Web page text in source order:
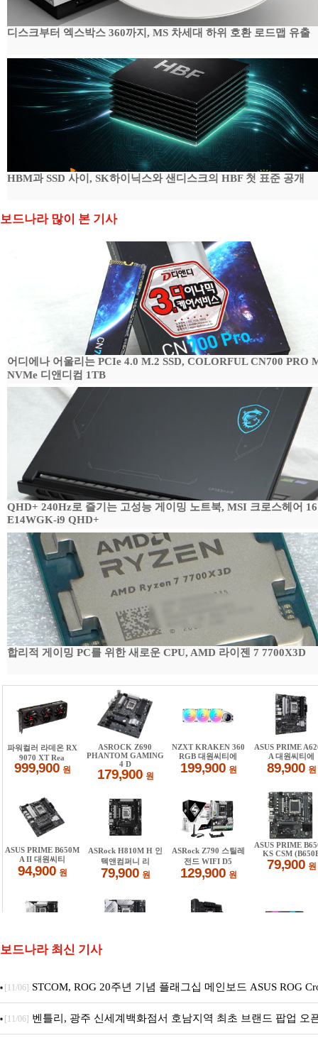
디스크부터 엑스박스 360까지, MS 차세대 하위 호환 로드맵 유출
HBM과 SSD 사이, SK하이닉스와 샌디스크의 HBF 첫 표준 공개
보드나라 많이 본 기사
어디에나 어울리는 PCIe 4.0 M.2 SSD, COLORFUL CN700 PRO
NVMe 디앤디컴 1TB
QHD+ 240Hz로 즐기는 고성능 게이밍 노트북, MSI 크로스헤어
E14WGK-i9 QHD+
합리적 게이밍 PC를 위한 새로운 CPU, AMD 라이젠 7 7700X3D
보드나라 최신 기사
[11/06] STCOM, ROG 20주년 기념 플래그십 메인보드 ASUS ROG
X870E EDITION 20 국내 출시 예정
[11/06] 벤틀리, 광주 신세계백화점서 호남지역 최초 브랜드 팝업 오